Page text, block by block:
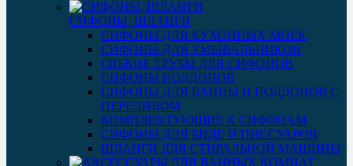
СИФОНЫ, ШЛАНГИ
СИФОНЫ ДЛЯ КУХОННЫХ МОЕК
СИФОНЫ ДЛЯ УМЫВАЛЬНИКОВ
ГИБКИЕ ТРУБЫ ДЛЯ СИФОНОВ
СИФОНЫ ПОДДОНОВ
СИФОНЫ ДЛЯ ВАННЫ И ПОДДОНОВ С
ПЕРЕЛИВОМ
КОМПЛЕКТУЮЩИЕ К СИФОНАМ
СИФОНЫ ДЛЯ БИДЕ И ПИССУАРОВ
ШЛАНГИ ДЛЯ СТИРАЛЬНОЙ МАШИНЫ